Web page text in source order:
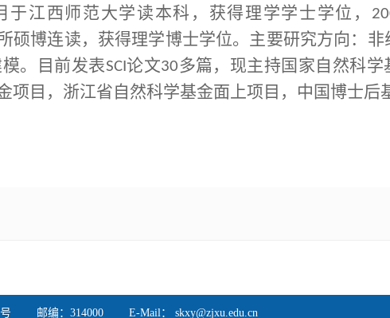
于江西师范大学读本科，获得理学学士学位，
硕博连读，获得理学博士学位。主要研究方向：非
。目前发表SCI 论文30多篇，现主持国家自然科学
项目，浙江省自然科学基金面上项目，中国博士后
号 邮编：314000 E-Mail： skxy@zjxu.edu.cn